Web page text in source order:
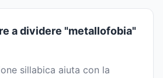
a dividere "metallofobia"
sillabica aiuta con la